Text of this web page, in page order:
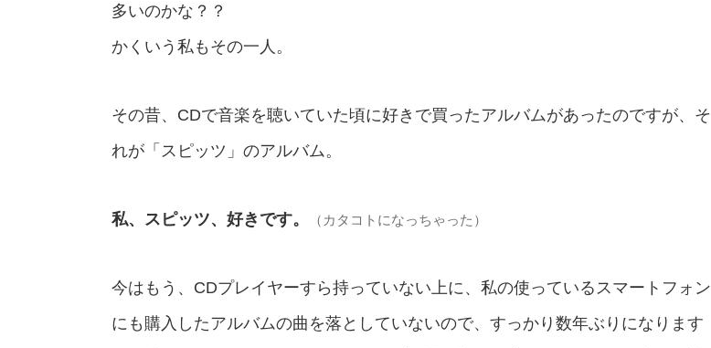
多いのかな？？
かくいう私もその一人。
その昔、CDで音楽を聴いていた頃に好きで買ったアルバムがあったのですが、そ
れが「スピッツ」のアルバム。
私、スピッツ、好きです。 （カタコトになっちゃった）
今はもう、CDプレイヤーすら持っていない上に、私の使っているスマートフォン
にも購入したアルバムの曲を落としていないので、すっかり数年ぶりになります